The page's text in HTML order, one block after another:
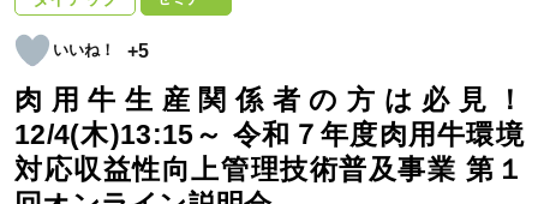
+5
肉用牛生産関係者の方は必見！
12/4(木)13:15～ 令和７年度肉用牛環境
対応収益性向上管理技術普及事業 第１